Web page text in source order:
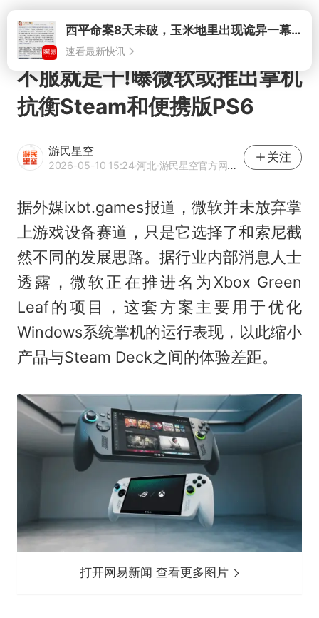
打开
不服就是干!曝微软或推出掌机
抗衡Steam和便携版PS6
游民星空
2026-05-10 15:24·河北·游民星空官方网易号
关注
据外媒ixbt.games报道，微软并未放弃掌
上游戏设备赛道，只是它选择了和索尼截
然不同的发展思路。据行业内部消息人士
透露，微软正在推进名为Xbox Green
Leaf的项目，这套方案主要用于优化
Windows系统掌机的运行表现，以此缩小
产品与Steam Deck之间的体验差距。
打开网易新闻 查看更多图片